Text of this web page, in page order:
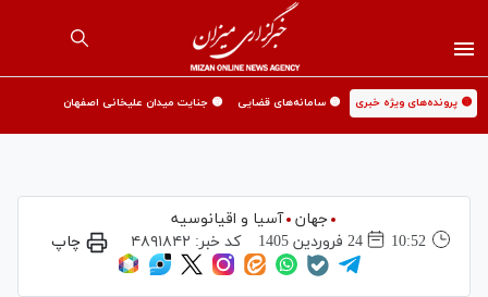
🟡 پرونده‌های ویژه خبری 🟡 سامانه‌های قضایی 🟡 جنایت میدان علیخانی اصفهان
جهان
آسیا و اقیانوسیه
10:52
24 فروردين 1405 کد خبر: ۴۸۹۱۸۴۲ چاپ